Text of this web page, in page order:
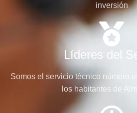
inversión
Líderes del
Somos el servicio técnico número
los habitantes de